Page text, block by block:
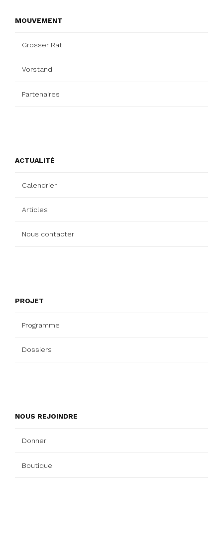
MOUVEMENT
Grosser Rat
Vorstand
Partenaires
ACTUALITÉ
Calendrier
Articles
Nous contacter
PROJET
Programme
Dossiers
NOUS REJOINDRE
Donner
Boutique